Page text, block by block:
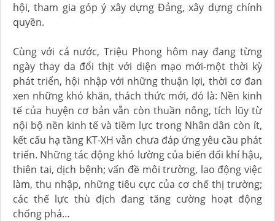
hội, tham gia góp ý xây dựng Đảng, xây dựng chính
quyền.
Cùng với cả nước, Triệu Phong hôm nay đang từng
ngày thay da đổi thịt với diện mạo mới-một thời kỳ
phát triển, hội nhập với những thuận lợi, thời cơ đan
xen những khó khăn, thách thức mới, đó là: Nền kinh
tế của huyện cơ bản vẫn còn thuần nông, tích lũy từ
nội bộ nền kinh tế và tiềm lực trong Nhân dân còn ít,
kết cấu hạ tầng KT-XH vẫn chưa đáp ứng yêu cầu phát
triển. Những tác động khó lường của biến đổi khí hậu,
thiên tai, dịch bệnh; vấn đề môi trường, lao động việc
làm, thu nhập, những tiêu cực của cơ chế thị trường;
các thế lực thù địch đang tăng cường hoạt động
chống phá…